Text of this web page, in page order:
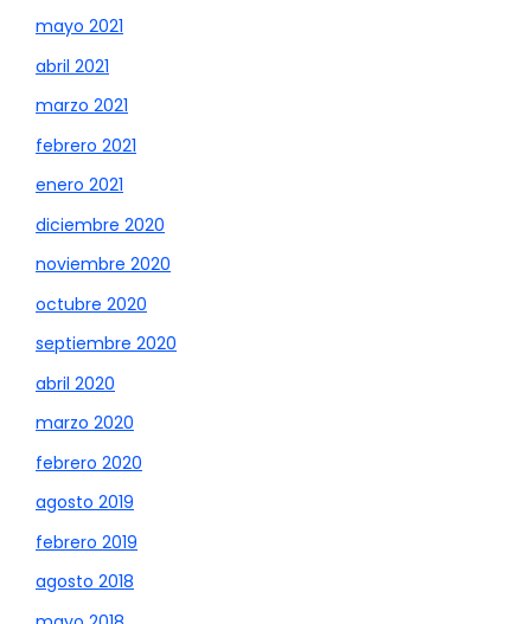
mayo 2021
abril 2021
marzo 2021
febrero 2021
enero 2021
diciembre 2020
noviembre 2020
octubre 2020
septiembre 2020
abril 2020
marzo 2020
febrero 2020
agosto 2019
febrero 2019
agosto 2018